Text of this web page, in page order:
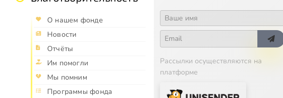
О нашем фонде
Новости
Отчёты
Им помогли
Мы помним
Программы фонда
Рассылки осуществляются на
платформе